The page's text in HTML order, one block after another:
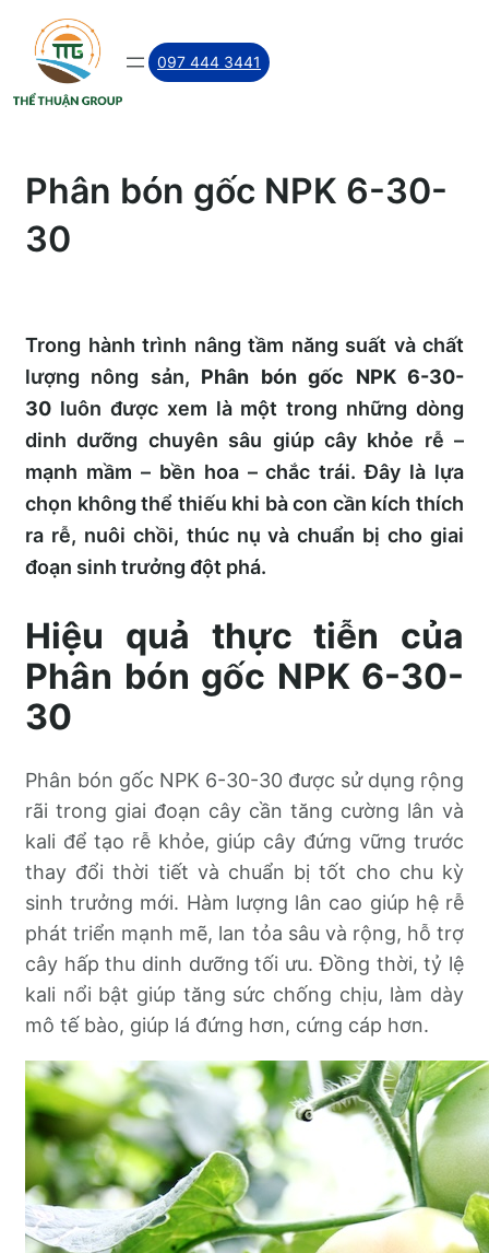
Skip
content
097 444 3441
Phân bón gốc NPK 6-30-
30
Trong hành trình nâng tầm năng suất và chất
lượng nông sản, Phân bón gốc NPK 6-30-
30 luôn được xem là một trong những dòng
dinh dưỡng chuyên sâu giúp cây khỏe rễ –
mạnh mầm – bền hoa – chắc trái. Đây là lựa
chọn không thể thiếu khi bà con cần kích thích
ra rễ, nuôi chồi, thúc nụ và chuẩn bị cho giai
đoạn sinh trưởng đột phá.
Hiệu quả thực tiễn của
Phân bón gốc NPK 6-30-
30
Phân bón gốc NPK 6-30-30 được sử dụng rộng
rãi trong giai đoạn cây cần tăng cường lân và
kali để tạo rễ khỏe, giúp cây đứng vững trước
thay đổi thời tiết và chuẩn bị tốt cho chu kỳ
sinh trưởng mới. Hàm lượng lân cao giúp hệ rễ
phát triển mạnh mẽ, lan tỏa sâu và rộng, hỗ trợ
cây hấp thu dinh dưỡng tối ưu. Đồng thời, tỷ lệ
kali nổi bật giúp tăng sức chống chịu, làm dày
mô tế bào, giúp lá đứng hơn, cứng cáp hơn.